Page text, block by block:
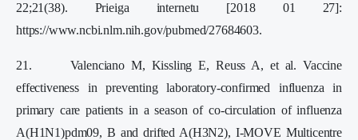
22;21(38). Prieiga internetu [2018 01 27]:
https://www.ncbi.nlm.nih.gov/pubmed/27684603.
21. Valenciano M, Kissling E, Reuss A, et al. Vaccine
effectiveness in preventing laboratory-confirmed influenza in
primary care patients in a season of co-circulation of influenza
A(H1N1)pdm09, B and drifted A(H3N2), I-MOVE Multicentre